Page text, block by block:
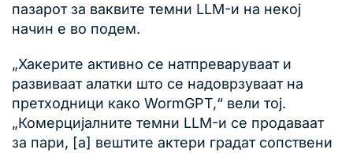
пазарот за ваквите темни LLM-и на некој
начин е во подем.
„Хакерите активно се натпреваруваат и
развиваат алатки што се надоврзуваат на
претходници како WormGPT,“ вели тој.
„Комерцијалните темни LLM-и се продаваат
за пари, [а] вештите актери градат сопствени